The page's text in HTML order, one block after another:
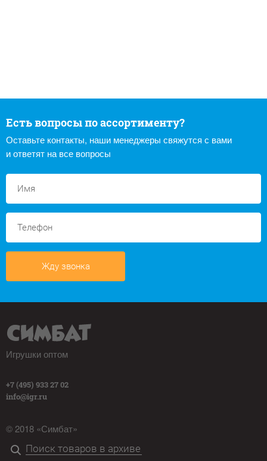
Есть вопросы по ассортименту?
Оставьте контакты, наши менеджеры свяжутся с вами
и ответят на все вопросы
Жду звонка
Игрушки оптом
+7 (495) 933 27 02
info@igr.ru
© 2018 «Симбат»